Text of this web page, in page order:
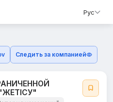
Рус
Следить за компанией